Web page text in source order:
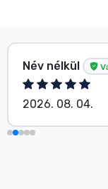
Név nélkül
2026. 08. 04.